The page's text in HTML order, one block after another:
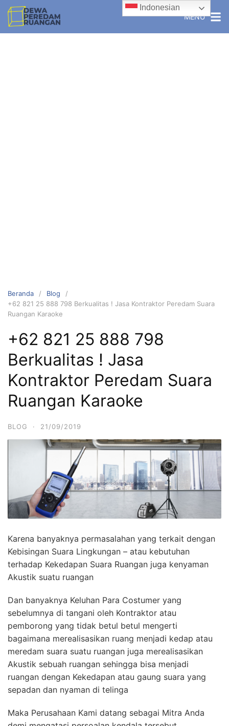
MENU
Beranda
Blog
+62 821 25 888 798 Berkualitas ! Jasa Kontraktor Peredam Suara
Ruangan Karaoke
+62 821 25 888 798
Berkualitas ! Jasa
Kontraktor Peredam Suara
Ruangan Karaoke
BLOG · 21/09/2019
Karena banyaknya permasalahan yang terkait dengan
Kebisingan Suara Lingkungan – atau kebutuhan
terhadap Kekedapan Suara Ruangan juga kenyaman
Akustik suatu ruangan
Dan banyaknya Keluhan Para Costumer yang
sebelumnya di tangani oleh Kontraktor atau
pemborong yang tidak betul betul mengerti
bagaimana merealisasikan ruang menjadi kedap atau
meredam suara suatu ruangan juga merealisasikan
Akustik sebuah ruangan sehingga bisa menjadi
ruangan dengan Kekedapan atau gaung suara yang
sepadan dan nyaman di telinga
Maka Perusahaan Kami datang sebagai Mitra Anda
Indonesian